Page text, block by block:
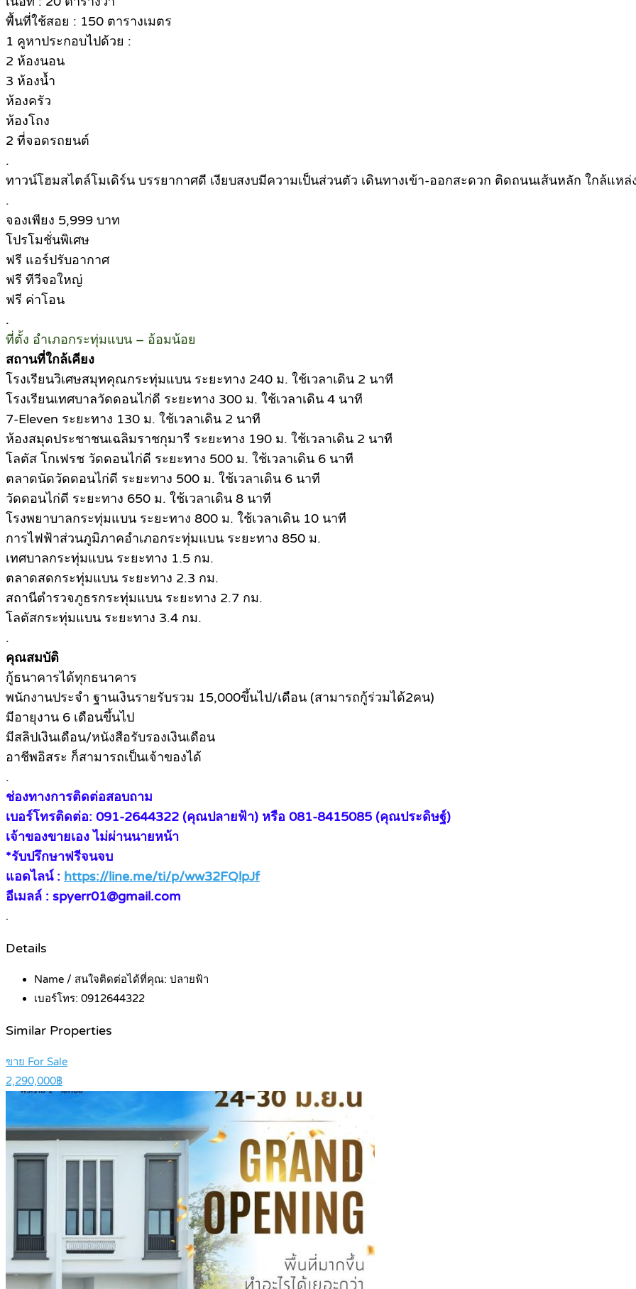
พื้นที่ใช้สอย : 150 ตารางเมตร
1 คูหาประกอบไปด้วย :
2 ห้องนอน
3 ห้องน้ำ
ห้องครัว
ห้องโถง
2 ที่จอดรถยนต์
.
ทาวน์โฮมสไตล์โมเดิร์น บรรยากาศดี เงียบสงบมีความเป็นส่วนตัว เดินทางเข้า-ออกสะดวก ติดถนนเส้นหลัก ใกล้แห
.
จองเพียง 5,999 บาท
โปรโมชั่นพิเศษ
ฟรี แอร์ปรับอากาศ
ฟรี ทีวีจอใหญ่
ฟรี ค่าโอน
.
ที่ตั้ง อำเภอกระทุ่มแบน – อ้อมน้อย
สถานที่ใกล้เคียง
โรงเรียนวิเศษสมุทคุณกระทุ่มแบน ระยะทาง 240 ม. ใช้เวลาเดิน 2 นาที
โรงเรียนเทศบาลวัดดอนไก่ดี ระยะทาง 300 ม. ใช้เวลาเดิน 4 นาที
7-Eleven ระยะทาง 130 ม. ใช้เวลาเดิน 2 นาที
ห้องสมุดประชาชนเฉลิมราชกุมารี ระยะทาง 190 ม. ใช้เวลาเดิน 2 นาที
โลตัส โกเฟรช วัดดอนไก่ดี ระยะทาง 500 ม. ใช้เวลาเดิน 6 นาที
ตลาดนัดวัดดอนไก่ดี ระยะทาง 500 ม. ใช้เวลาเดิน 6 นาที
วัดดอนไก่ดี ระยะทาง 650 ม. ใช้เวลาเดิน 8 นาที
โรงพยาบาลกระทุ่มแบน ระยะทาง 800 ม. ใช้เวลาเดิน 10 นาที
การไฟฟ้าส่วนภูมิภาคอำเภอกระทุ่มแบน ระยะทาง 850 ม.
เทศบาลกระทุ่มแบน ระยะทาง 1.5 กม.
ตลาดสดกระทุ่มแบน ระยะทาง 2.3 กม.
สถานีตำรวจภูธรกระทุ่มแบน ระยะทาง 2.7 กม.
โลตัสกระทุ่มแบน ระยะทาง 3.4 กม.
.
คุณสมบัติ
กู้ธนาคารได้ทุกธนาคาร
พนักงานประจำ ฐานเงินรายรับรวม 15,000ขึ้นไป/เดือน (สามารถกู้ร่วมได้2คน)
มีอายุงาน 6 เดือนขึ้นไป
มีสลิปเงินเดือน/หนังสือรับรองเงินเดือน
อาชีพอิสระ ก็สามารถเป็นเจ้าของได้
.
ช่องทางการติดต่อสอบถาม
เบอร์โทรติดต่อ: 091-2644322 (คุณปลายฟ้า) หรือ 081-8415085 (คุณประดิษฐ์)
เจ้าของขายเอง ไม่ผ่านนายหน้า
*รับปรึกษาฟรีจนจบ
แอดไลน์ : https://line.me/ti/p/ww32FQlpJf
อีเมลล์ : spyerr01@gmail.com
.
Details
Name / สนใจติดต่อได้ที่คุณ: ปลายฟ้า
เบอร์โทร: 0912644322
Similar Properties
ขาย For Sale
2,290,000฿